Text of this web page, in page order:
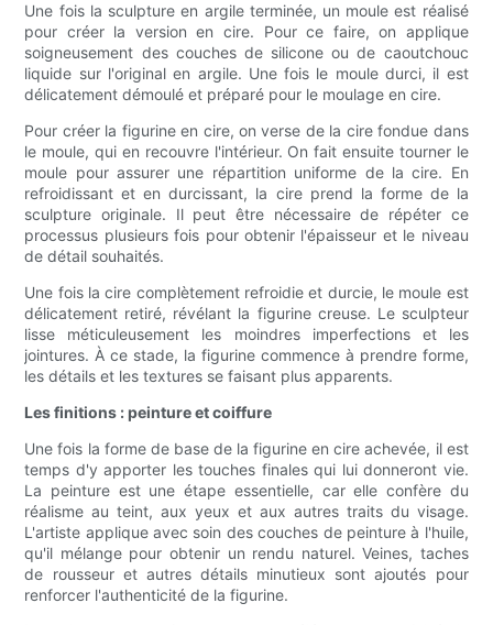
Une fois la sculpture en argile terminée, un moule est réalisé
pour créer la version en cire. Pour ce faire, on applique
soigneusement des couches de silicone ou de caoutchouc
liquide sur l'original en argile. Une fois le moule durci, il est
délicatement démoulé et préparé pour le moulage en cire.
Pour créer la figurine en cire, on verse de la cire fondue dans
le moule, qui en recouvre l'intérieur. On fait ensuite tourner le
moule pour assurer une répartition uniforme de la cire. En
refroidissant et en durcissant, la cire prend la forme de la
sculpture originale. Il peut être nécessaire de répéter ce
processus plusieurs fois pour obtenir l'épaisseur et le niveau
de détail souhaités.
Une fois la cire complètement refroidie et durcie, le moule est
délicatement retiré, révélant la figurine creuse. Le sculpteur
lisse méticuleusement les moindres imperfections et les
jointures. À ce stade, la figurine commence à prendre forme,
les détails et les textures se faisant plus apparents.
Les finitions : peinture et coiffure
Une fois la forme de base de la figurine en cire achevée, il est
temps d'y apporter les touches finales qui lui donneront vie.
La peinture est une étape essentielle, car elle confère du
réalisme au teint, aux yeux et aux autres traits du visage.
L'artiste applique avec soin des couches de peinture à l'huile,
qu'il mélange pour obtenir un rendu naturel. Veines, taches
de rousseur et autres détails minutieux sont ajoutés pour
renforcer l'authenticité de la figurine.